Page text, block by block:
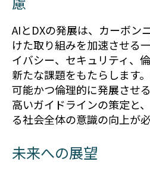
AIとDXの発展は、カーボン
けた取り組みを加速させる
イバシー、セキュリティ、
新たな課題をもたらします
可能かつ倫理的に発展させ
高いガイドラインの策定と
る社会全体の意識の向上が必
未来への展望